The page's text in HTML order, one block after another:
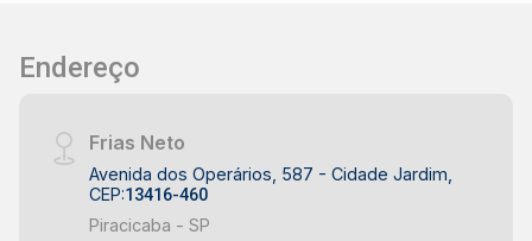
Endereço
Frias Neto
Avenida dos Operários, 587 - Cidade Jardim,
CEP:13416-460
Piracicaba - SP